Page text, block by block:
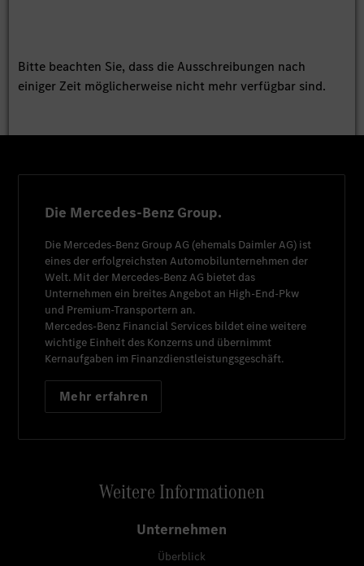
Bitte beachten Sie, dass die Ausschreibungen nach
einiger Zeit möglicherweise nicht mehr verfügbar sind.
Die Mercedes-Benz Group.
Die Mercedes-Benz Group AG (ehemals Daimler AG) ist
eines der erfolgreichsten Automobilunternehmen der
Welt. Mit der Mercedes-Benz AG bietet das
Unternehmen ein breites Angebot an High-End-Pkw
und Premium-Transportern an.
Mercedes-Benz Financial Services bildet eine weitere
wichtige Einheit des Konzerns und übernimmt
Kernaufgaben im Finanzdienstleistungsgeschäft.
Mehr erfahren
Weitere Informationen
Unternehmen
Überblick